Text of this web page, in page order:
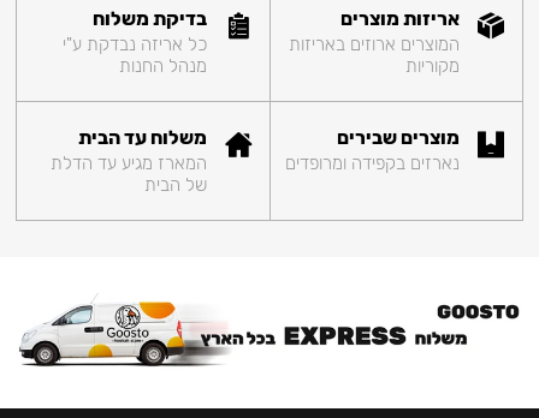
אריזות מוצרים
המוצרים ארוזים באריזות
מקוריות
בדיקת משלוח
כל אריזה נבדקת ע"י
מנהל החנות
מוצרים שבירים
נארזים בקפידה ומרופדים
משלוח עד הבית
המארז מגיע עד הדלת
של הבית